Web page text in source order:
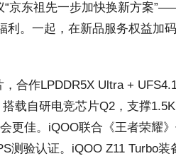
京东祖先一步加快换新方案
。一起，在新品服务权益加
作LPDDR5X Ultra +
载自研电竞芯片Q2，支撑
更佳。iQOO联合《王者荣耀
测验认证。iQOO Z11 Turbo